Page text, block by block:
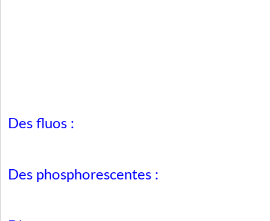
Des fluos :
Des phosphorescentes :